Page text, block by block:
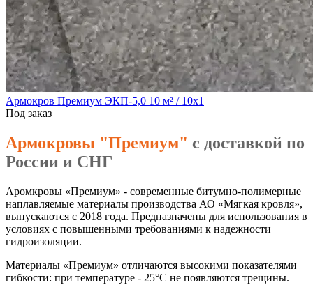
Армокров Премиум ЭКП-5,0 10 м² / 10х1
Под заказ
Армокровы "Премиум" с доставкой по
России и СНГ
Аромкровы «Премиум» - современные битумно-полимерные
наплавляемые материалы производства АО «Мягкая кровля»,
выпускаются с 2018 года. Предназначены для использования в
условиях с повышенными требованиями к надежности
гидроизоляции.
Материалы «Премиум» отличаются высокими показателями
гибкости: при температуре - 25°С не появляются трещины.